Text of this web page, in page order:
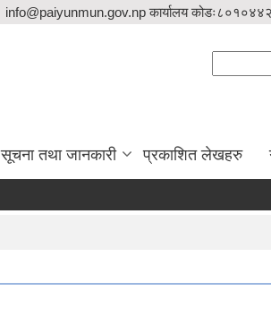
info@paiyunmun.gov.np कार्यालय कोडः८०१०४४२
सूचना तथा जानकारी प्रकाशित लेखहरु